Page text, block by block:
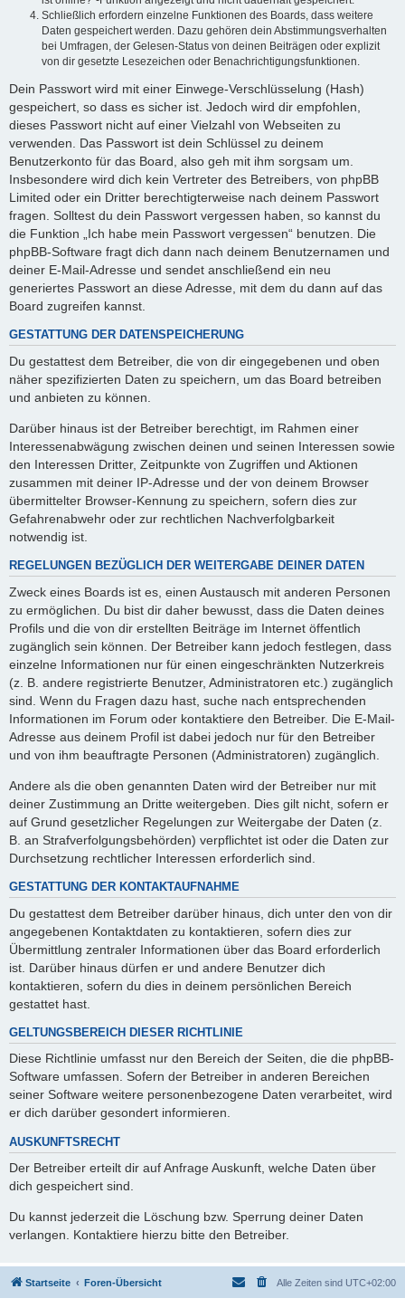
Schließlich erfordern einzelne Funktionen des Boards, dass weitere
Daten gespeichert werden. Dazu gehören dein Abstimmungsverhalten
bei Umfragen, der Gelesen-Status von deinen Beiträgen oder explizit
von dir gesetzte Lesezeichen oder Benachrichtigungsfunktionen.
Dein Passwort wird mit einer Einwege-Verschlüsselung (Hash)
gespeichert, so dass es sicher ist. Jedoch wird dir empfohlen,
dieses Passwort nicht auf einer Vielzahl von Webseiten zu
verwenden. Das Passwort ist dein Schlüssel zu deinem
Benutzerkonto für das Board, also geh mit ihm sorgsam um.
Insbesondere wird dich kein Vertreter des Betreibers, von phpBB
Limited oder ein Dritter berechtigterweise nach deinem Passwort
fragen. Solltest du dein Passwort vergessen haben, so kannst du
die Funktion „Ich habe mein Passwort vergessen“ benutzen. Die
phpBB-Software fragt dich dann nach deinem Benutzernamen und
deiner E-Mail-Adresse und sendet anschließend ein neu
generiertes Passwort an diese Adresse, mit dem du dann auf das
Board zugreifen kannst.
GESTATTUNG DER DATENSPEICHERUNG
Du gestattest dem Betreiber, die von dir eingegebenen und oben
näher spezifizierten Daten zu speichern, um das Board betreiben
und anbieten zu können.
Darüber hinaus ist der Betreiber berechtigt, im Rahmen einer
Interessenabwägung zwischen deinen und seinen Interessen sowie
den Interessen Dritter, Zeitpunkte von Zugriffen und Aktionen
zusammen mit deiner IP-Adresse und der von deinem Browser
übermittelter Browser-Kennung zu speichern, sofern dies zur
Gefahrenabwehr oder zur rechtlichen Nachverfolgbarkeit
notwendig ist.
REGELUNGEN BEZÜGLICH DER WEITERGABE DEINER DATEN
Zweck eines Boards ist es, einen Austausch mit anderen Personen
zu ermöglichen. Du bist dir daher bewusst, dass die Daten deines
Profils und die von dir erstellten Beiträge im Internet öffentlich
zugänglich sein können. Der Betreiber kann jedoch festlegen, dass
einzelne Informationen nur für einen eingeschränkten Nutzerkreis
(z. B. andere registrierte Benutzer, Administratoren etc.) zugänglich
sind. Wenn du Fragen dazu hast, suche nach entsprechenden
Informationen im Forum oder kontaktiere den Betreiber. Die E-Mail-
Adresse aus deinem Profil ist dabei jedoch nur für den Betreiber
und von ihm beauftragte Personen (Administratoren) zugänglich.
Andere als die oben genannten Daten wird der Betreiber nur mit
deiner Zustimmung an Dritte weitergeben. Dies gilt nicht, sofern er
auf Grund gesetzlicher Regelungen zur Weitergabe der Daten (z.
B. an Strafverfolgungsbehörden) verpflichtet ist oder die Daten zur
Durchsetzung rechtlicher Interessen erforderlich sind.
GESTATTUNG DER KONTAKTAUFNAHME
Du gestattest dem Betreiber darüber hinaus, dich unter den von dir
angegebenen Kontaktdaten zu kontaktieren, sofern dies zur
Übermittlung zentraler Informationen über das Board erforderlich
ist. Darüber hinaus dürfen er und andere Benutzer dich
kontaktieren, sofern du dies in deinem persönlichen Bereich
gestattet hast.
GELTUNGSBEREICH DIESER RICHTLINIE
Diese Richtlinie umfasst nur den Bereich der Seiten, die die phpBB-
Software umfassen. Sofern der Betreiber in anderen Bereichen
seiner Software weitere personenbezogene Daten verarbeitet, wird
er dich darüber gesondert informieren.
AUSKUNFTSRECHT
Der Betreiber erteilt dir auf Anfrage Auskunft, welche Daten über
dich gespeichert sind.
Du kannst jederzeit die Löschung bzw. Sperrung deiner Daten
verlangen. Kontaktiere hierzu bitte den Betreiber.
Startseite Foren-Übersicht Alle Zeiten sind UTC+02:00